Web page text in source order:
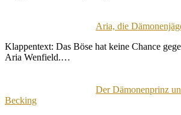
Aria, die
Klappentext: Das Böse hat keine Chance
Aria Wenfield.…
Der Dämonenprinz
Becking